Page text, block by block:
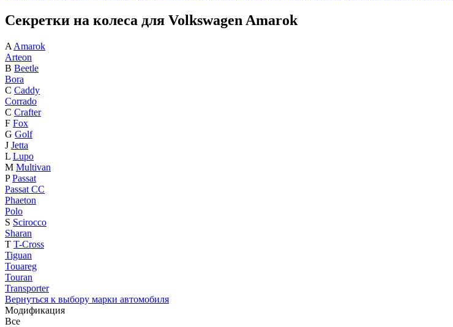
Секретки на колеса для Volkswagen Amarok
A Amarok
Arteon
B Beetle
Bora
C Caddy
Corrado
C Crafter
F Fox
G Golf
J Jetta
L Lupo
M Multivan
P Passat
Passat CC
Phaeton
Polo
S Scirocco
Sharan
T T-Cross
Tiguan
Touareg
Touran
Transporter
Вернуться к выбору марки автомобиля
Модификация
Все